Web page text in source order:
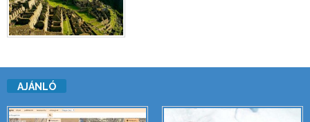
AJÁNLÓ